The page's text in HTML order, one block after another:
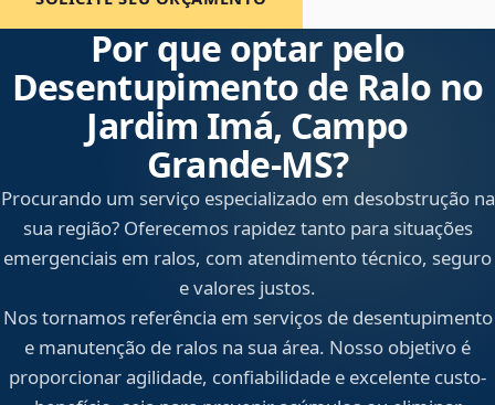
Por que optar pelo
Desentupimento de Ralo no
Jardim Imá, Campo
Grande‑MS?
Procurando um serviço especializado em desobstrução na
sua região? Oferecemos rapidez tanto para situações
emergenciais em ralos, com atendimento técnico, seguro
e valores justos.
Nos tornamos referência em serviços de desentupimento
e manutenção de ralos na sua área. Nosso objetivo é
proporcionar agilidade, confiabilidade e excelente custo-